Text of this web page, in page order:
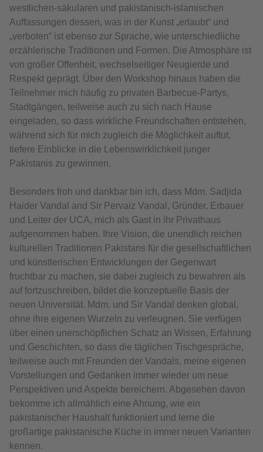
westlichen-säkularen und pakistanisch-islamischen
Auffassungen dessen, was in der Kunst „erlaubt“ und
„verboten“ ist ebenso zur Sprache, wie unterschiedliche
erzählerische Traditionen und Formen. Die Atmosphäre ist
von großer Offenheit, wechselseitiger Neugierde und
Respekt geprägt. Über den Workshop hinaus haben die
Teilnehmer mich häufig zu privaten Barbecue-Partys,
Stadtgängen, teilweise auch zu sich nach Hause
eingeladen, so dass wirkliche Freundschaften entstehen,
während sich für mich zugleich die Möglichkeit auftut,
tiefere Einblicke in die Lebenswirklichkeit junger
Pakistanis zu gewinnen.
Besonders froh und dankbar bin ich, dass Mdm. Sadjida
Haider Vandal and Sir Pervaiz Vandal, Gründer, Erbauer
und Leiter der UCA, mich als Gast in ihr Privathaus
aufgenommen haben. Ihre Vision, die unendlich reichen
kulturellen Traditionen Pakistans für die gesellschaftlichen
und künstlerischen Entwicklungen der Gegenwart
fruchtbar zu machen, sie dabei zugleich zu bewahren als
auf fortzuschreiben, bildet die konzeptuelle Basis der
neuen Universität. Mdm. und Sir Vandal denken global,
ohne ihre eigenen Wurzeln zu verleugnen. Sie verfügen
über einen unerschöpflichen Schatz an Wissen, Erfahrung
und Geschichten, so dass die täglichen Tischgespräche,
teilweise auch mit Freunden der Vandals, meine eigenen
Vorstellungen und Gedanken immer wieder um neue
Perspektiven und Aspekte bereichern. Abgesehen davon
bekomme ich allmählich eine Ahnung, wie ein
pakistanischer Haushalt funktioniert und lerne die
großartige pakistanische Küche in immer neuen Varianten
kennen.